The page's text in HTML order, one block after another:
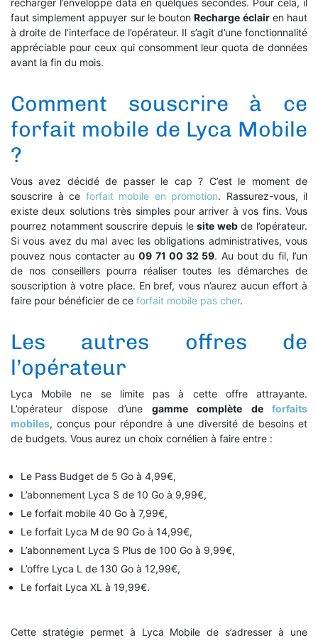
recharger l’enveloppe data en quelques secondes. Pour cela, il
faut simplement appuyer sur le boutonRecharge éclairen haut
à droite de l’interface de l’opérateur. Il s’agit d’une fonctionnalité
appréciable pour ceux qui consomment leur quota de données
avant la fin du mois.
Comment souscrire à ce
forfait mobile de Lyca Mobile
?
Vous avez décidé de passer le cap ? C’est le moment de
souscrire à ce forfait mobile en promotion. Rassurez-vous, il
existe deux solutions très simples pour arriver à vos fins. Vous
pourrez notamment souscrire depuis lesite webde l’opérateur.
Si vous avez du mal avec les obligations administratives, vous
pouvez nous contacter au09 71 00 32 59. Au bout du fil, l’un
de nos conseillers pourra réaliser toutes les démarches de
souscription à votre place. En bref, vous n’aurez aucun effort à
faire pour bénéficier de ce forfait mobile pas cher.
Les autres offres de
l’opérateur
Lyca Mobile ne se limite pas à cette offre attrayante.
L’opérateur dispose d’une gamme complète de forfaits
mobiles, conçus pour répondre à une diversité de besoins et
de budgets. Vous aurez un choix cornélien à faire entre :
Le Pass Budget de 5 Go à 4,99€,
L’abonnement Lyca S de 10 Go à 9,99€,
Le forfait mobile 40 Go à 7,99€,
Le forfait Lyca M de 90 Go à 14,99€,
L’abonnement Lyca S Plus de 100 Go à 9,99€,
L’offre Lyca L de 130 Go à 12,99€,
Le forfait Lyca XL à 19,99€.
Cette stratégie permet à Lyca Mobile de s’adresser à une